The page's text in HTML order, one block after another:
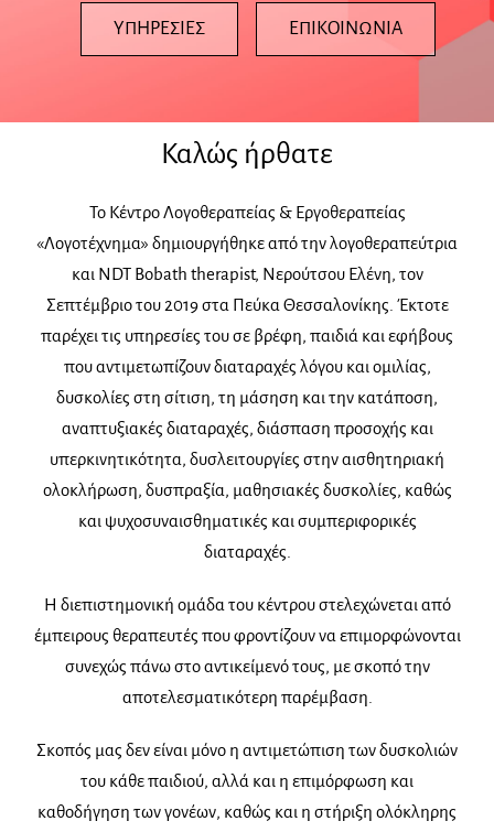
ΥΠΗΡΕΣΙΕΣ ΕΠΙΚΟΙΝΩΝΙΑ
Καλώς ήρθατε
Το Κέντρο Λογοθεραπείας & Εργοθεραπείας
«Λογοτέχνημα» δημιουργήθηκε από την λογοθεραπεύτρια
και NDT Bobath therapist, Νερούτσου Ελένη, τον
Σεπτέμβριο του 2019 στα Πεύκα Θεσσαλονίκης. Έκτοτε
παρέχει τις υπηρεσίες του σε βρέφη, παιδιά και εφήβους
που αντιμετωπίζουν διαταραχές λόγου και ομιλίας,
δυσκολίες στη σίτιση, τη μάσηση και την κατάποση,
αναπτυξιακές διαταραχές, διάσπαση προσοχής και
υπερκινητικότητα, δυσλειτουργίες στην αισθητηριακή
ολοκλήρωση, δυσπραξία, μαθησιακές δυσκολίες, καθώς
και ψυχοσυναισθηματικές και συμπεριφορικές
διαταραχές.
Η διεπιστημονική ομάδα του κέντρου στελεχώνεται από
έμπειρους θεραπευτές που φροντίζουν να επιμορφώνονται
συνεχώς πάνω στο αντικείμενό τους, με σκοπό την
αποτελεσματικότερη παρέμβαση.
Σκοπός μας δεν είναι μόνο η αντιμετώπιση των δυσκολιών
του κάθε παιδιού, αλλά και η επιμόρφωση και
καθοδήγηση των γονέων, καθώς και η στήριξη ολόκληρης